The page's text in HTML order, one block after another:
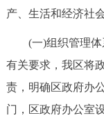
ENGLISH
DEUTSCH
ESPAÑOL
产、生活和经济社
(一)组织管理体
有关要求，我区将
责，明确区政府办
门，区政府办公室